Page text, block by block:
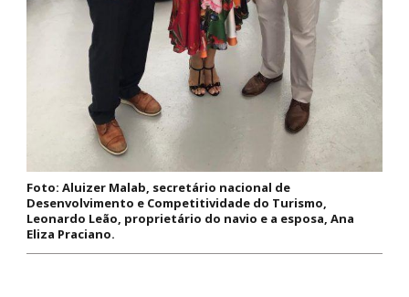
Foto: Aluizer Malab, secretário nacional de
Desenvolvimento e Competitividade do Turismo,
Leonardo Leão, proprietário do navio e a esposa, Ana
Eliza Praciano.